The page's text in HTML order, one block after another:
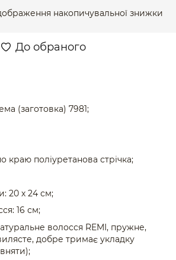
накопичувальної знижки
До обраного
(заготовка) 7981;
краю поліуретанова стрічка;
20 х 24 см;
16 см;
волосся REMI, пружне,
добре тримає укладку